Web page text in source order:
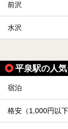
前沢
水沢
平泉駅の人
宿泊
格安（1,000円以下